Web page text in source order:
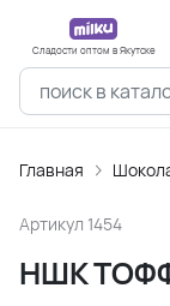
Сладости оптом в Якутске
Главная
Артикул 1454
НШК